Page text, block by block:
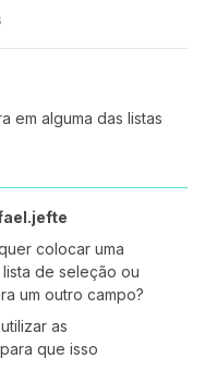
em alguma das listas
colocar uma
lista de seleção ou
um outro campo?
as
que isso